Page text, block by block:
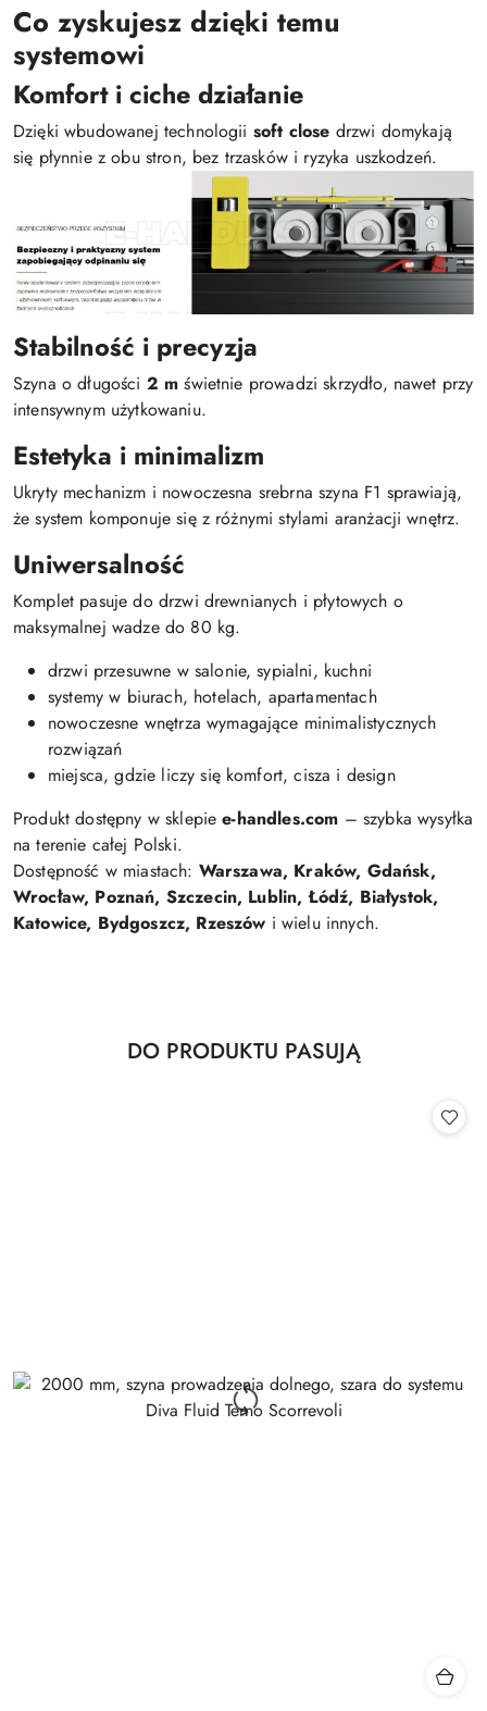
Co zyskujesz dzięki temu
systemowi
Komfort i ciche działanie
Dzięki wbudowanej technologii soft close drzwi domykają
się płynnie z obu stron, bez trzasków i ryzyka uszkodzeń.
Stabilność i precyzja
Szyna o długości 2 m świetnie prowadzi skrzydło, nawet przy
intensywnym użytkowaniu.
Estetyka i minimalizm
Ukryty mechanizm i nowoczesna srebrna szyna F1 sprawiają,
że system komponuje się z różnymi stylami aranżacji wnętrz.
Uniwersalność
Komplet pasuje do drzwi drewnianych i płytowych o
maksymalnej wadze do 80 kg.
drzwi przesuwne w salonie, sypialni, kuchni
systemy w biurach, hotelach, apartamentach
nowoczesne wnętrza wymagające minimalistycznych
rozwiązań
miejsca, gdzie liczy się komfort, cisza i design
Produkt dostępny w sklepiee-handles.com – szybka wysyłka
na terenie całej Polski.
Dostępność w miastach: Warszawa, Kraków, Gdańsk,
Wrocław, Poznań, Szczecin, Lublin, Łódź, Białystok,
Katowice, Bydgoszcz, Rzeszów i wielu innych.
Pomiń karuzelę produktów
Produkty
DO PRODUKTU PASUJĄ